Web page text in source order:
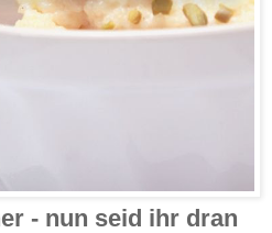
- nun seid ihr dran